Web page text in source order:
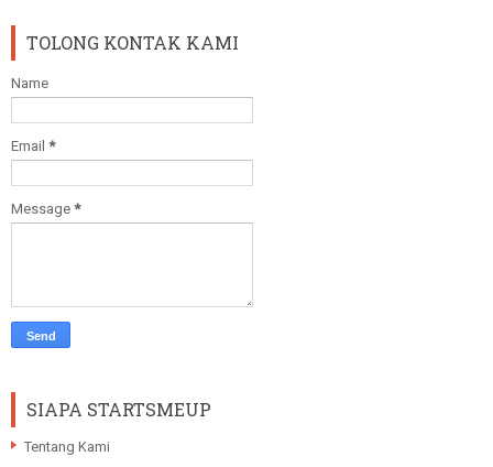
TOLONG KONTAK KAMI
Name
Email *
Message *
SIAPA STARTSMEUP
Tentang Kami